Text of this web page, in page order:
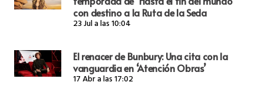
con destino a la Ruta de la Seda
23 Jul a las 10:04
El renacer de Bunbury: Una cita con la
vanguardia en ‘Atención Obras’
17 Abr a las 17:02